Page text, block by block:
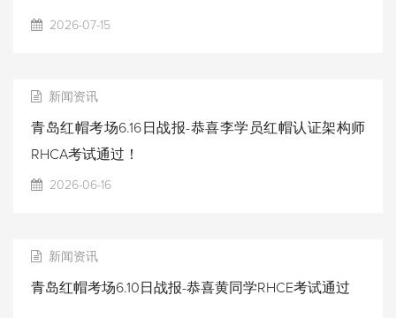
2026-07-15
新闻资讯
青岛红帽考场6.16日战报-恭喜李学员红帽认证架构师
RHCA考试通过！
2026-06-16
新闻资讯
青岛红帽考场6.10日战报-恭喜黄同学RHCE考试通过